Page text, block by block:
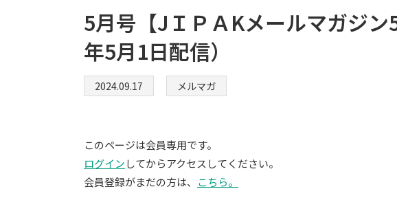
5月号【JＩＰＡKメールマガジ
年5月1日配信）
2024.09.17 メルマガ
このページは会員専用です。
ログインしてからアクセスしてください。
会員登録がまだの方は、 こちら。